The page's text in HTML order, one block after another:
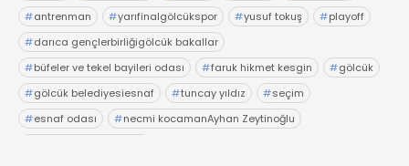
#antrenman #yarıfinalgölcükspor #yusuf tokuş #playoff
#darıca gençlerbirliğigölcük bakallar
#büfeler ve tekel bayileri odası #faruk hikmet kesgin #gölcük
#gölcük belediyesiesnaf #tuncay yıldız #seçim
#esnaf odası #necmi kocamanAyhan Zeytinoğlu